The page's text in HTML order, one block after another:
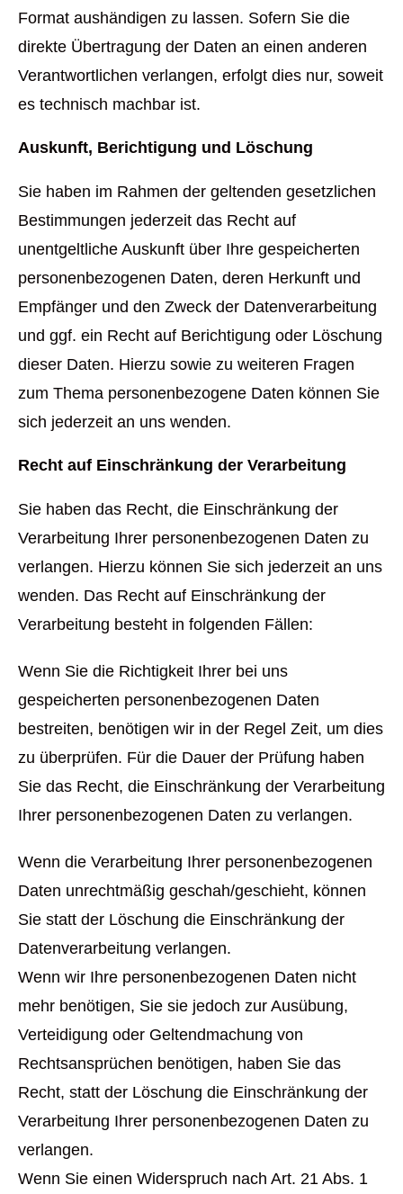
Format aushändigen zu lassen. Sofern Sie die
direkte Übertragung der Daten an einen anderen
Verantwortlichen verlangen, erfolgt dies nur, soweit
es technisch machbar ist.
Auskunft, Berichtigung und Löschung
Sie haben im Rahmen der geltenden gesetzlichen
Bestimmungen jederzeit das Recht auf
unentgeltliche Auskunft über Ihre gespeicherten
personenbezogenen Daten, deren Herkunft und
Empfänger und den Zweck der Datenverarbeitung
und ggf. ein Recht auf Berichtigung oder Löschung
dieser Daten. Hierzu sowie zu weiteren Fragen
zum Thema personenbezogene Daten können Sie
sich jederzeit an uns wenden.
Recht auf Einschränkung der Verarbeitung
Sie haben das Recht, die Einschränkung der
Verarbeitung Ihrer personenbezogenen Daten zu
verlangen. Hierzu können Sie sich jederzeit an uns
wenden. Das Recht auf Einschränkung der
Verarbeitung besteht in folgenden Fällen:
Wenn Sie die Richtigkeit Ihrer bei uns
gespeicherten personenbezogenen Daten
bestreiten, benötigen wir in der Regel Zeit, um dies
zu überprüfen. Für die Dauer der Prüfung haben
Sie das Recht, die Einschränkung der Verarbeitung
Ihrer personenbezogenen Daten zu verlangen.
Wenn die Verarbeitung Ihrer personenbezogenen
Daten unrechtmäßig geschah/geschieht, können
Sie statt der Löschung die Einschränkung der
Datenverarbeitung verlangen.
Wenn wir Ihre personenbezogenen Daten nicht
mehr benötigen, Sie sie jedoch zur Ausübung,
Verteidigung oder Geltendmachung von
Rechtsansprüchen benötigen, haben Sie das
Recht, statt der Löschung die Einschränkung der
Verarbeitung Ihrer personenbezogenen Daten zu
verlangen.
Wenn Sie einen Widerspruch nach Art. 21 Abs. 1